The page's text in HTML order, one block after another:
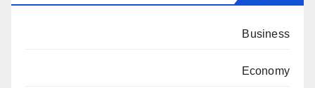
Business
Economy